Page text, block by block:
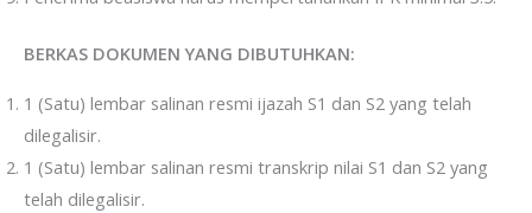
BERKAS DOKUMEN YANG DIBUTUHKAN:
1 (Satu) lembar salinan resmi ijazah S1 dan S2 yang telah
dilegalisir.
1 (Satu) lembar salinan resmi transkrip nilai S1 dan S2 yang
telah dilegalisir.